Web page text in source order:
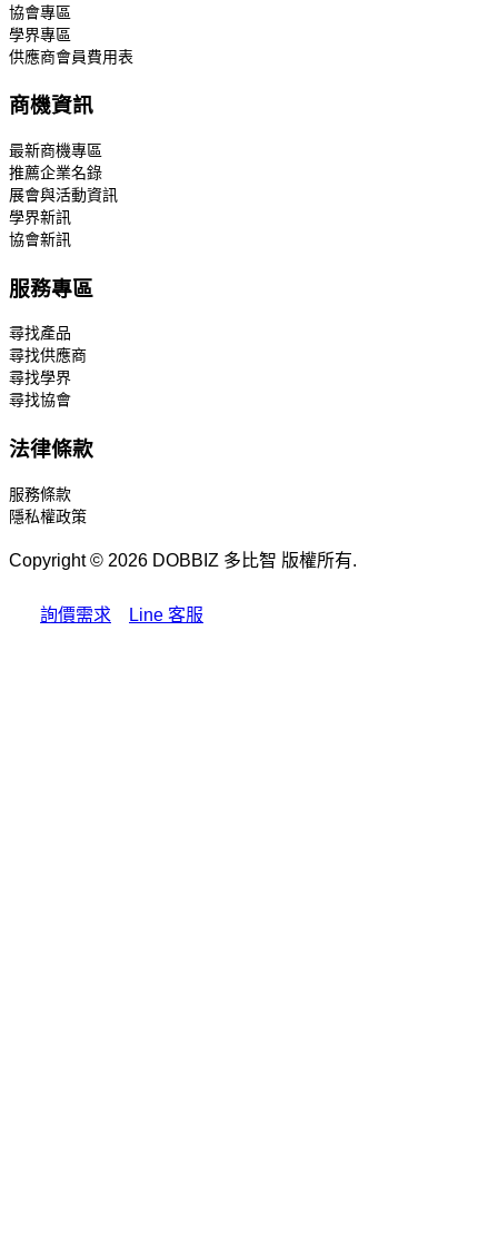
協會專區
學界專區
供應商會員費用表
商機資訊
最新商機專區
推薦企業名錄
展會與活動資訊
學界新訊
協會新訊
服務專區
尋找產品
尋找供應商
尋找學界
尋找協會
法律條款
服務條款
隱私權政策
Copyright © 2026 DOBBIZ 多比智 版權所有.
詢價需求 Line 客服